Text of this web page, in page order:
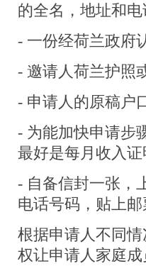
的全名，地址和电
- 一份经荷兰政府
- 邀请人荷兰护照
- 申请人的原稿户
- 为能加快申请步
最好是每月收入证
- 自备信封一张，
电话号码，贴上邮
根据申请人不同
权让申请人家庭成